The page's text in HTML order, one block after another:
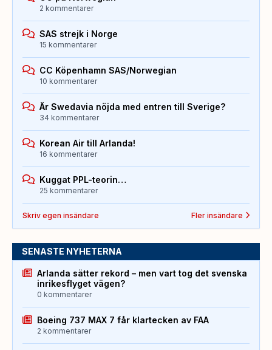
2 kommentarer
SAS strejk i Norge
15 kommentarer
CC Köpenhamn SAS/Norwegian
10 kommentarer
Är Swedavia nöjda med entren till Sverige?
34 kommentarer
Korean Air till Arlanda!
16 kommentarer
Kuggat PPL-teorin…
25 kommentarer
Skriv egen insändare Fler insändare
SENASTE NYHETERNA
Arlanda sätter rekord – men vart tog det svenska
inrikesflyget vägen?
0 kommentarer
Boeing 737 MAX 7 får klartecken av FAA
2 kommentarer